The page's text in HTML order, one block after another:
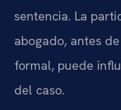
sentencia. La
abogado, antes
formal, puede
del caso.